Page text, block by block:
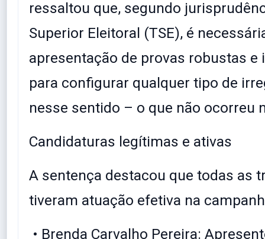
ressaltou que, segundo
Superior Eleitoral (TSE), é
apresentação de provas robustas e
para configurar qualquer tipo de
nesse sentido – o que não ocorreu
Candidaturas legítimas e ativas
A sentença destacou que todas as
tiveram atuação efetiva na
• Brenda Carvalho Pereira: